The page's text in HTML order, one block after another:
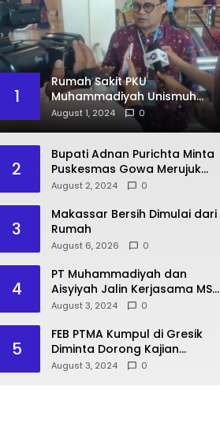
1
Rumah Sakit PKU
Muhammadiyah Unismuh
Makassar Resmi Terima
August 1, 2024 0
2
Bupati Adnan Purichta Minta
Puskesmas Gowa Merujuk
Pasien BPJS ke RS PKU
Makassar
August 2, 2024 0
3
Makassar Bersih Dimulai dari
Rumah
August 6, 2026 0
4
PT Muhammadiyah dan
Aisyiyah Jalin Kerjasama MSU
Malaysia
August 3, 2024 0
5
FEB PTMA Kumpul di Gresik
Diminta Dorong Kajian
Ekonomi Islam
August 3, 2024 0